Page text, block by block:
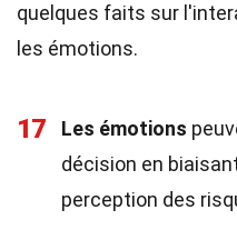
quelques faits sur
les émotions.
17 Les émotions
décision en
perception des